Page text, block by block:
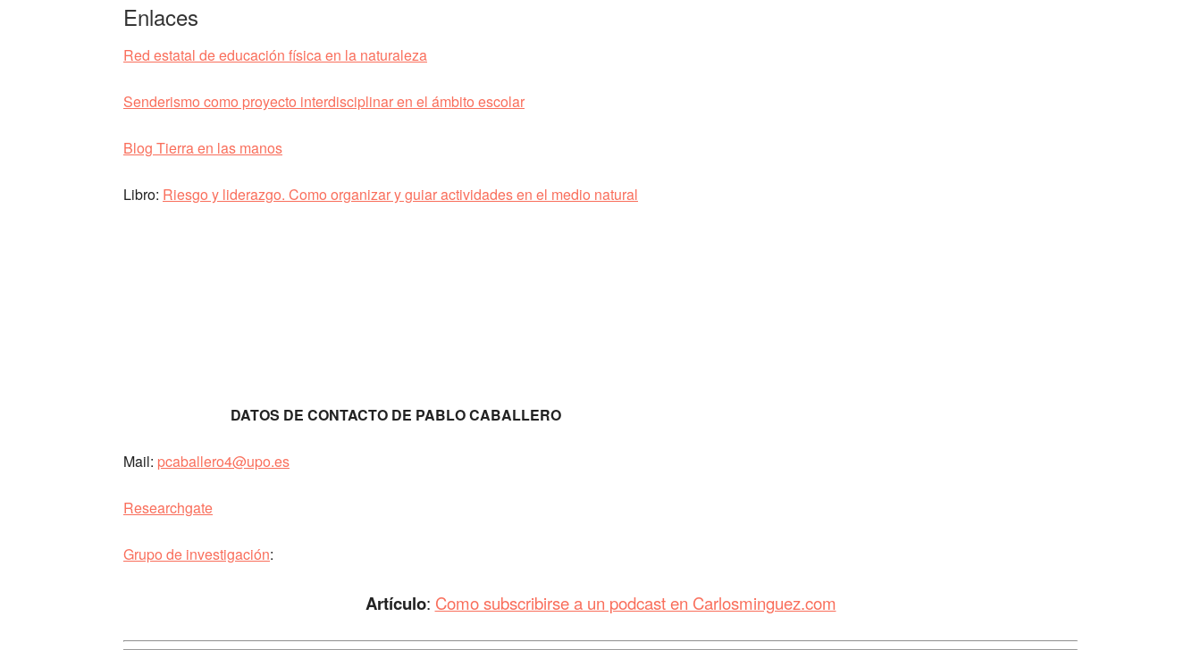
Enlaces
Red estatal de educación física en la naturaleza
Senderismo como proyecto interdisciplinar en el ámbito escolar
Blog Tierra en las manos
Libro: Riesgo y liderazgo. Como organizar y guiar actividades en el medio natural
DATOS DE CONTACTO DE PABLO CABALLERO
Mail: pcaballero4@upo.es
Researchgate
Grupo de investigación:
Artículo: Como subscribirse a un podcast en Carlosminguez.com